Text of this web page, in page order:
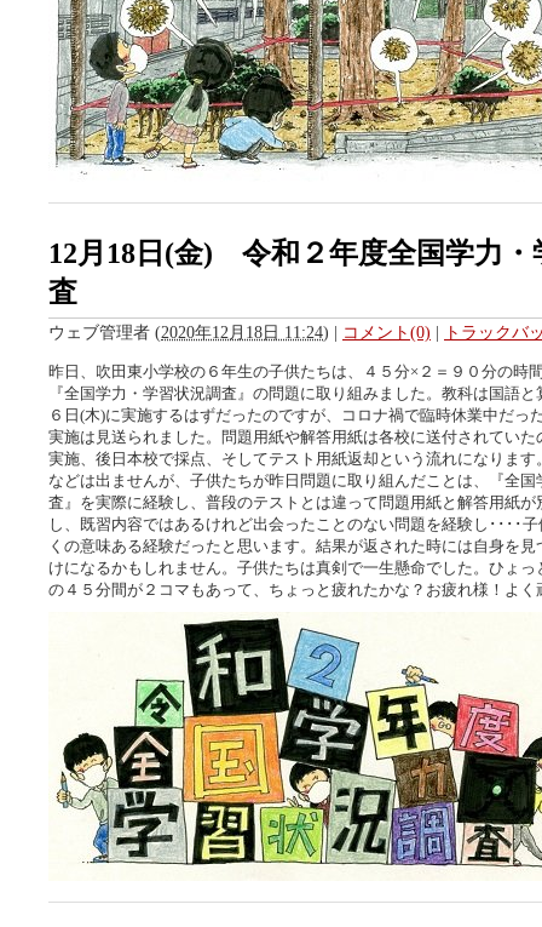
12月18日(金) 令和２年度全国学力・
査
ウェブ管理者 (2020年12月18日 11:24) | コメント(0) | トラックバ
昨日、吹田東小学校の６年生の子供たちは、４５分×２＝９０分の時
『全国学力・学習状況調査』の問題に取り組みました。教科は国語
６日(木)に実施するはずだったのですが、コロナ禍で臨時休業中だっ
実施は見送られました。問題用紙や解答用紙は各校に送付されていた
実施、後日本校で採点、そしてテスト用紙返却という流れになります
などは出ませんが、子供たちが昨日問題に取り組んだことは、『全国
査』を実際に経験し、普段のテストとは違って問題用紙と解答用紙が
し、既習内容ではあるけれど出会ったことのない問題を経験し････
くの意味ある経験だったと思います。結果が返された時には自身を
けになるかもしれません。子供たちは真剣で一生懸命でした。ひょ
の４５分間が２コマもあって、ちょっと疲れたかな？お疲れ様！よく